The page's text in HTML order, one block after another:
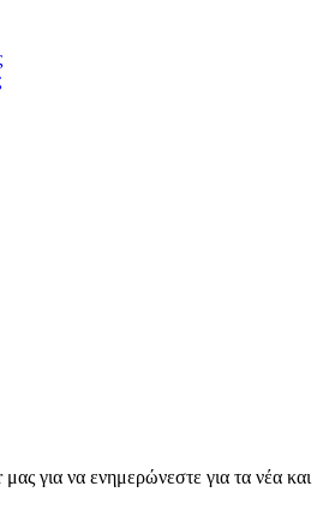
για να ενημερώνεστε για τα νέα και